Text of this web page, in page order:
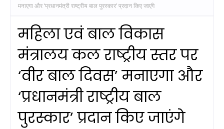
मनाएगा और ‘प्रधानमंत्री राष्ट्रीय बाल पुरस्कार’ प्रदान किए जाएंगे
महिला एवं बाल विकास
मंत्रालय कल राष्ट्रीय स्तर पर
‘वीर बाल दिवस’ मनाएगा और
‘प्रधानमंत्री राष्ट्रीय बाल
पुरस्कार’ प्रदान किए जाएंगे